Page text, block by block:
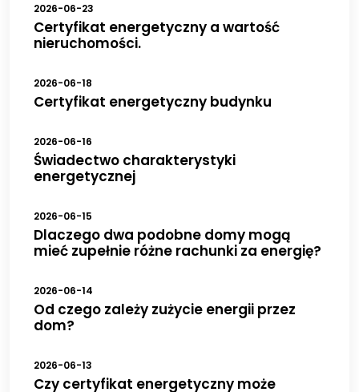
2026-06-23
Certyfikat energetyczny a wartość
nieruchomości.
2026-06-18
Certyfikat energetyczny budynku
2026-06-16
Świadectwo charakterystyki
energetycznej
2026-06-15
Dlaczego dwa podobne domy mogą
mieć zupełnie różne rachunki za energię?
2026-06-14
Od czego zależy zużycie energii przez
dom?
2026-06-13
Czy certyfikat energetyczny może